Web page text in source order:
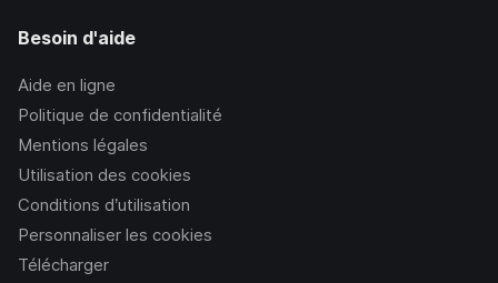
Besoin d'aide
Aide en ligne
Politique de confidentialité
Mentions légales
Utilisation des cookies
Conditions d’utilisation
Personnaliser les cookies
Télécharger